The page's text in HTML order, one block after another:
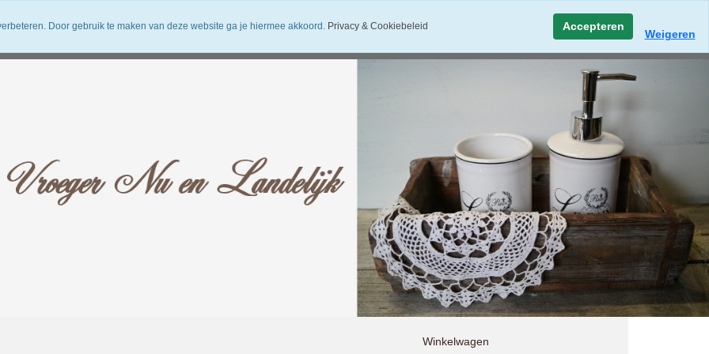
Verzendkosten Vroeger Nu en Landelijk
Winkelwagen
Door gebruik te maken van deze website ga je hiermee akkoord.Privacy & Cookiebeleid Accepteren
Weigeren